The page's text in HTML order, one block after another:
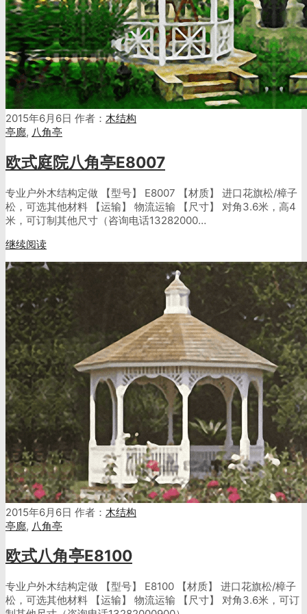
2015年6月6日 作者： 木结构
亭廊, 八角亭
欧式庭院八角亭E8007
专业户外木结构定做 【型号】 E8007 【材质】 进口花旗松/樟子
松，可选其他材料 【运输】 物流运输 【尺寸】 对角3.6米，高4
米，可订制其他尺寸（咨询电话13282000…
继续阅读
2015年6月6日 作者： 木结构
亭廊, 八角亭
欧式八角亭E8100
专业户外木结构定做 【型号】 E8100 【材质】 进口花旗松/樟子
松，可选其他材料 【运输】 物流运输 【尺寸】 对角3.6米，可订